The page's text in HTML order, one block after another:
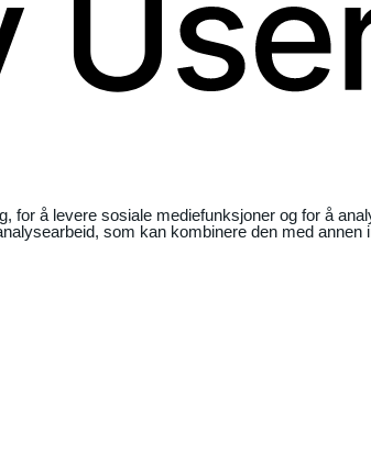
for å levere sosiale mediefunksjoner og for å
som kan kombinere den med